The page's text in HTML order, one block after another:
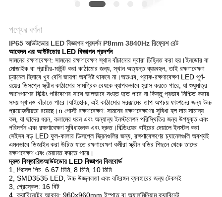
পণ্যের বর্ণনা
IP65 আউটডোর LED বিজ্ঞাপন প্রদর্শন P8mm 3840Hz রিফ্রেশ রেট
আবেদন এর আউটডোর LED বিজ্ঞাপন প্রদর্শন
সামনের রক্ষণাবেক্ষণ: সামনের রক্ষণাবেক্ষণ স্থান বাঁচানোর দ্বারা চিহ্নিত করা হয়।ইনডোর বা
মোজাইক বা প্রাচীর-মাউন্ট করা কাঠামোর জন্য, স্থান অত্যন্ত ব্যয়বহুল, তাই রক্ষণাবেক্ষণ
চ্যানেল হিসাবে খুব বেশি জায়গা অবশিষ্ট থাকবে না।অতএব, প্রাক-রক্ষণাবেক্ষণ LED পূর্ণ-
রঙের ডিসপ্লে স্ক্রীন কাঠামোর সামগ্রিক বেধকে ব্যাপকভাবে হ্রাস করতে পারে, যা শুধুমাত্র
আশেপাশের বিল্ডিং পরিবেশের সাথে ভালভাবে সংহত হতে পারে না কিন্তু প্রভাব নিশ্চিত করার
সময় স্থানও বাঁচাতে পারে।যাইহোক, এই কাঠামোর সরঞ্জামের তাপ অপচয় ফাংশনের জন্য উচ্চ
প্রয়োজনীয়তা রয়েছে।n পোস্ট রক্ষণাবেক্ষণ: সামনের রক্ষণাবেক্ষণের সুবিধা হল দাম সামান্য
কম, যা ছাদের ধরন, কলামের ধরন এবং অন্যান্য ইনস্টলেশন পরিস্থিতির জন্য উপযুক্ত এবং
পরিদর্শন এবং রক্ষণাবেক্ষণ সুবিধাজনক এবং দ্রুত।বিল্ডিংয়ের বাইরের দেয়ালে ইনস্টল করা
সেইসব বড় LED ফুল-কালার ডিসপ্লে স্ক্রিনগুলির জন্য, রক্ষণাবেক্ষণের চ্যানেলগুলি অবশ্যই
এমনভাবে ডিজাইন করা উচিত যাতে রক্ষণাবেক্ষণ কর্মীরা স্ক্রীন বডির পিছনে থেকে তাদের
রক্ষণাবেক্ষণ এবং মেরামত করতে পারে।
দ্রুত বিস্তারিতআউটডোর LED বিজ্ঞাপন বিলবোর্ড
1, পিক্সেল পিচ: 6.67 মিমি, 8 মিমি, 10 মিমি
2, SMD3535 LED, উচ্চ উজ্জ্বলতা এবং বহিরঙ্গন ব্যবহারের জন্য টেকসই
3, গ্রেস্কেল: 16 বিট
4, ক্যাবিনেটের আকার: 960x960mm ইস্পাত বা অ্যালুমিনিয়াম ক্যাবিনেট